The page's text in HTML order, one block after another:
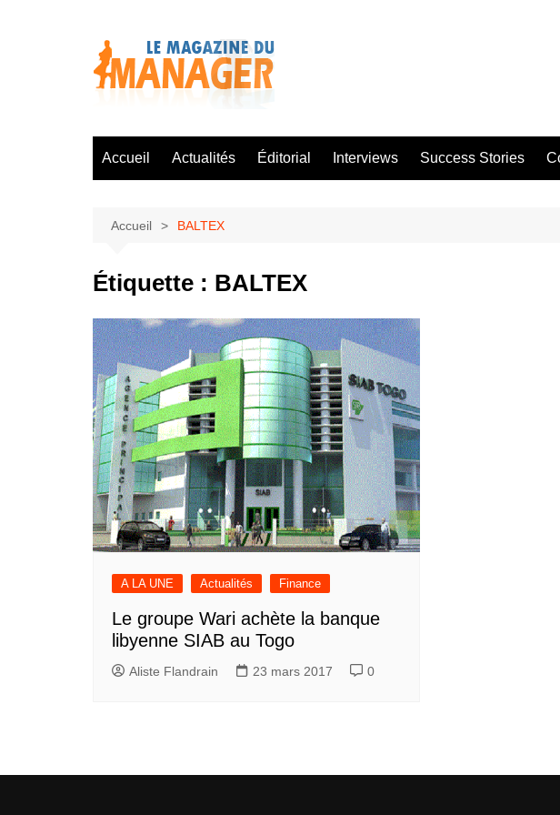
Accueil Actualités Éditorial Interviews Success Stories
Accueil BALTEX
Étiquette : BALTEX
A LA UNE Actualités Finance
Le groupe Wari achète la banque
libyenne SIAB au Togo
Aliste Flandrain 23 mars 2017 0